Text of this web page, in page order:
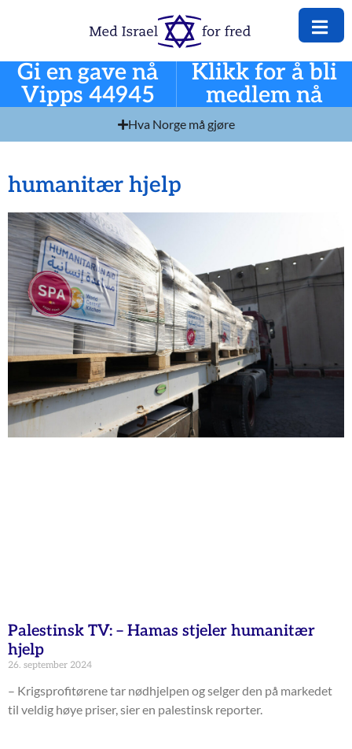
Gi en gave nå
Vipps 44945
Klikk for å bli
medlem nå
Hva Norge må gjøre
humanitær hjelp
Palestinsk TV: – Hamas stjeler humanitær
hjelp
26. september 2024
– Krigsprofitørene tar nødhjelpen og selger den på markedet
til veldig høye priser, sier en palestinsk reporter.